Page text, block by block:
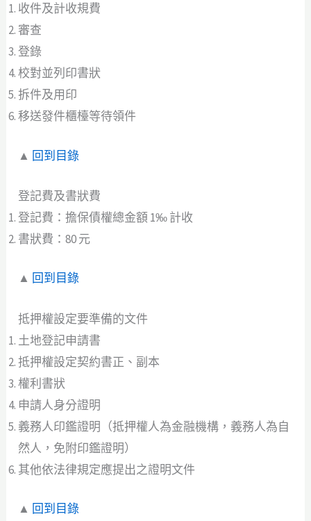
收件及計收規費
審查
登錄
校對並列印書狀
拆件及用印
移送發件櫃檯等待領件
▲ 回到目錄
登記費及書狀費
登記費：擔保債權總金額 1‰ 計收
書狀費：80 元
▲ 回到目錄
抵押權設定要準備的文件
土地登記申請書
抵押權設定契約書正、副本
權利書狀
申請人身分證明
義務人印鑑證明（抵押權人為金融機構，義務人為自
然人，免附印鑑證明）
其他依法律規定應提出之證明文件
▲ 回到目錄